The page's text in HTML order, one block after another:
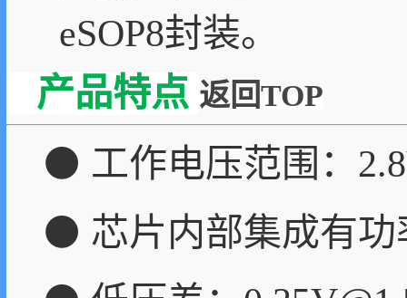
eSOP8封装。
产品特点 返回TOP
⚫ 工作电压范围：
⚫ 芯片内部集成有